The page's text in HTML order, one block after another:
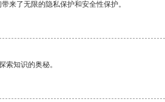
来了无限的隐私保护和安全性保护。
索知识的奥秘。